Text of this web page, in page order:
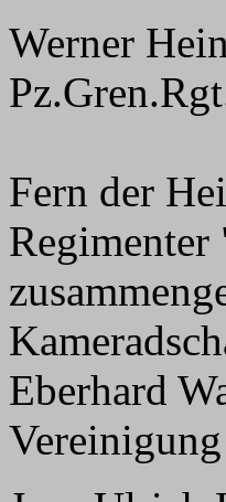
Werner
Fern der
Regimenter
Eberhard